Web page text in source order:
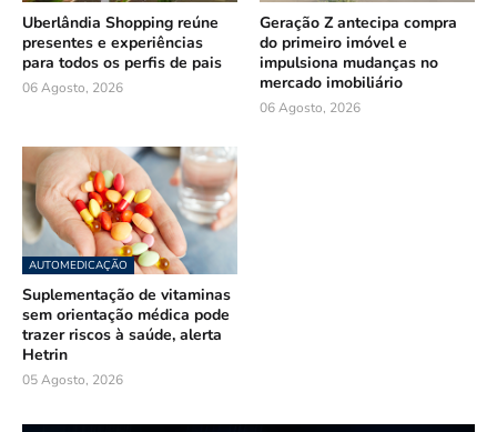
Uberlândia Shopping reúne
presentes e experiências
para todos os perfis de pais
06 Agosto, 2026
Geração Z antecipa compra
do primeiro imóvel e
impulsiona mudanças no
mercado imobiliário
06 Agosto, 2026
AUTOMEDICAÇÃO
Suplementação de vitaminas
sem orientação médica pode
trazer riscos à saúde, alerta
Hetrin
05 Agosto, 2026